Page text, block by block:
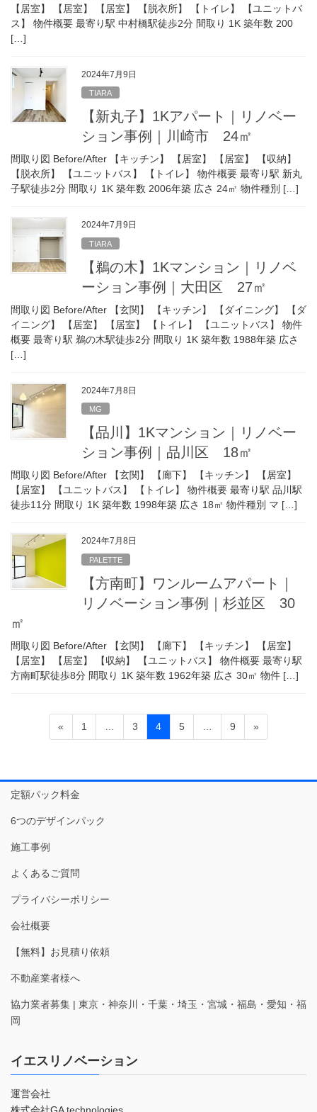
【居室】 【居室】 【居室】 【脱衣所】 【トイレ】 【ユニットバ
ス】 物件概要 最寄り駅 中村橋駅徒歩2分 間取り 1K 築年数 200
[…]
2024年7月9日
TIARA
【新丸子】1Kアパート｜リノベー
ション事例｜川崎市 24㎡
間取り図 Before/After 【キッチン】 【居室】 【居室】 【収納】
【脱衣所】 【ユニットバス】 【トイレ】 物件概要 最寄り駅 新丸
子駅徒歩2分 間取り 1K 築年数 2006年築 広さ 24㎡ 物件種別 […]
2024年7月9日
TIARA
【鵜の木】1Kマンション｜リノベ
ーション事例｜大田区 27㎡
間取り図 Before/After 【玄関】 【キッチン】 【ダイニング】 【ダ
イニング】 【居室】 【居室】 【トイレ】 【ユニットバス】 物件
概要 最寄り駅 鵜の木駅徒歩2分 間取り 1K 築年数 1988年築 広さ
[…]
2024年7月8日
MG
【品川】1Kマンション｜リノベー
ション事例｜品川区 18㎡
間取り図 Before/After 【玄関】 【廊下】 【キッチン】 【居室】
【居室】 【ユニットバス】 【トイレ】 物件概要 最寄り駅 品川駅
徒歩11分 間取り 1K 築年数 1998年築 広さ 18㎡ 物件種別 マ […]
2024年7月8日
PALETTE
【方南町】ワンルームアパート｜
リノベーション事例｜杉並区 30
㎡
間取り図 Before/After 【玄関】 【廊下】 【キッチン】 【居室】
【居室】 【居室】 【収納】 【ユニットバス】 物件概要 最寄り駅
方南町駅徒歩8分 間取り 1K 築年数 1962年築 広さ 30㎡ 物件 […]
ペ
ー
ジ
送
り
«
固
定
1
固
定
3
固
定
4
固
定
5
固
定
9 »
定額パック料金
6つのデザインパック
施工事例
よくあるご質問
プライバシーポリシー
会社概要
【無料】お見積り依頼
不動産業者様へ
協力業者募集 | 東京・神奈川・千葉・埼玉・宮城・福島・愛知・福
岡
イエスリノベーション
運営会社